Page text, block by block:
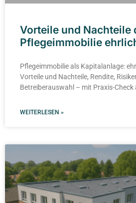
Vorteile und Nachteile
Pflegeimmobilie
Pflegeimmobilie als Kapitalanlage:
Vorteile und Nachteile, Rendite,
Betreiberauswahl – mit Praxis-Check
WEITERLESEN »